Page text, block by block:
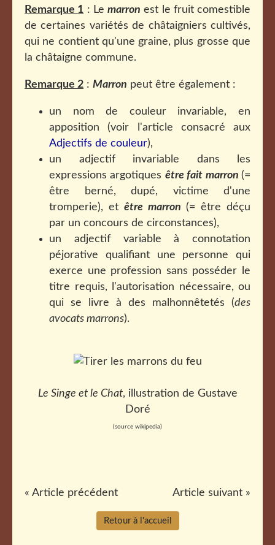
Remarque 1 : Le marron est le fruit comestible
de certaines variétés de châtaigniers cultivés,
qui ne contient qu'une graine, plus grosse que
la châtaigne commune.
Remarque 2 : Marron peut être également :
un nom de couleur invariable, en
apposition (voir l'article consacré aux
Adjectifs de couleur),
un adjectif invariable dans les
expressions argotiques être fait marron(=
être berné, dupé, victime d'une
tromperie), et être marron (= être déçu
par un concours de circonstances),
un adjectif variable à connotation
péjorative qualifiant une personne qui
exerce une profession sans posséder le
titre requis, l'autorisation nécessaire, ou
qui se livre à des malhonnêtetés (des
avocats marrons).
Le Singe et le Chat, illustration de Gustave
Doré
(source wikipedia)
« Article précédent Article suivant »
Retour à l'accueil